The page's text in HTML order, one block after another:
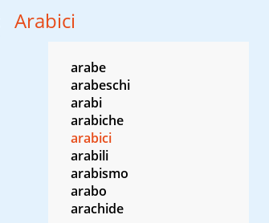
Arabici
arabe
arabeschi
arabi
arabiche
arabici
arabili
arabismo
arabo
arachide